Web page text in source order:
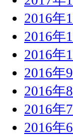
2016年
2016年
2016年
2016年
2016年
2016年
2016年